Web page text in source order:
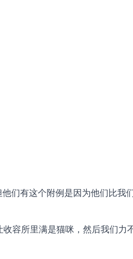
们有这个附例是因为他们比我
容所里满是猫咪，然后我们力